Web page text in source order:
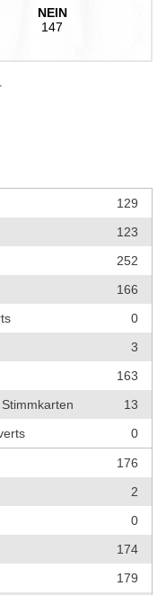
NEIN
147
129
123
252
166
0
3
163
13
0
176
2
0
174
179